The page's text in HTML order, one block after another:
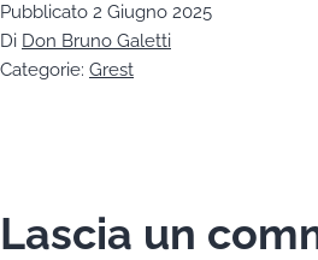
Pubblicato 2 Giugno 2025
Di Don Bruno Galetti
Categorie: Grest
Lascia un